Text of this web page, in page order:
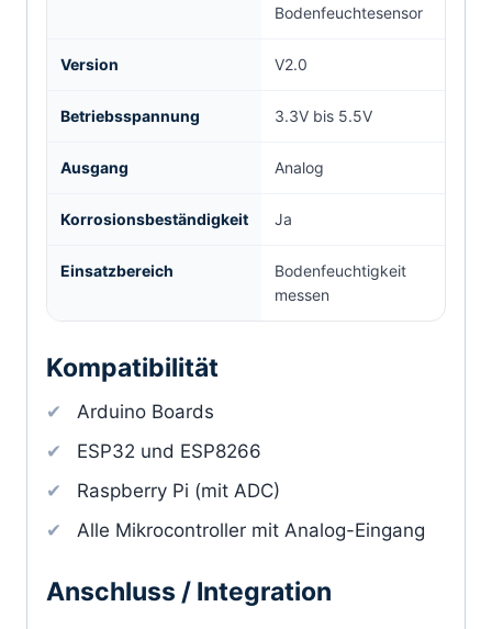
Bodenfeuchtesensor
Version V2.0
Betriebsspannung 3.3V bis 5.5V
Ausgang Analog
Korrosionsbeständigkeit Ja
Einsatzbereich
Bodenfeuchtigkeit
messen
Kompatibilität
Arduino Boards
ESP32 und ESP8266
Raspberry Pi (mit ADC)
Alle Mikrocontroller mit Analog-Eingang
Anschluss / Integration